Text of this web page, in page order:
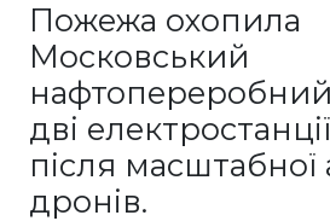
Пожежа охопила
Московський
дві
після масштабної
дронів.